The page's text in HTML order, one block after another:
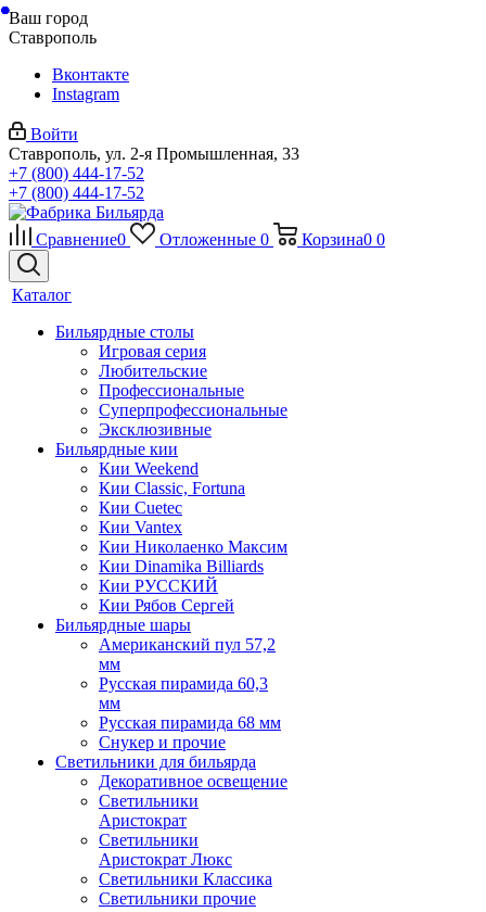
Ваш город
Ставрополь
Вконтакте
Instagram
Войти
Ставрополь, ул. 2-я Промышленная, 33
+7 (800) 444-17-52
+7 (800) 444-17-52
Сравнение0 Отложенные 0 Корзина0 0
Каталог
Бильярдные столы
Игровая серия
Любительские
Профессиональные
Суперпрофессиональные
Эксклюзивные
Бильярдные кии
Кии Weekend
Кии Classic, Fortuna
Кии Cuetec
Кии Vantex
Кии Николаенко Максим
Кии Dinamika Billiards
Кии РУССКИЙ
Кии Рябов Сергей
Бильярдные шары
Американский пул 57,2
мм
Русская пирамида 60,3
мм
Русская пирамида 68 мм
Снукер и прочие
Светильники для бильярда
Декоративное освещение
Светильники
Аристократ
Светильники
Аристократ Люкс
Светильники Классика
Светильники прочие